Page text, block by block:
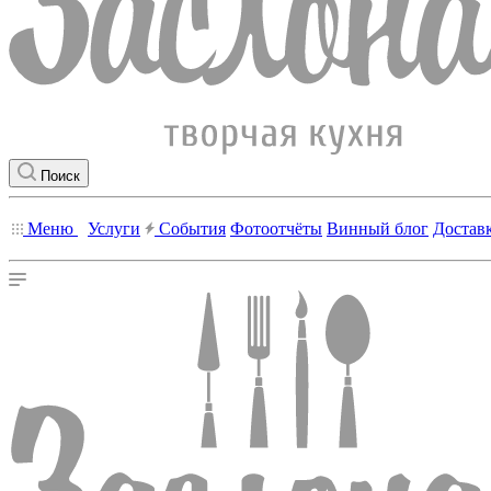
Поиск
Меню Услуги События Фотоотчёты Винный блог